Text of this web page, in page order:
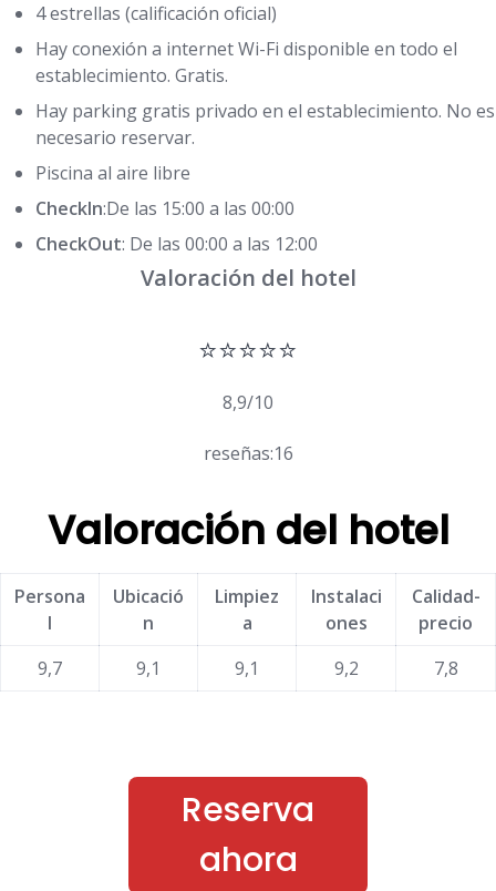
4 estrellas (calificación oficial)
Hay conexión a internet Wi-Fi disponible en todo el
establecimiento. Gratis.
Hay parking gratis privado en el establecimiento. No es
necesario reservar.
Piscina al aire libre
CheckIn:De las 15:00 a las 00:00
CheckOut: De las 00:00 a las 12:00
Valoración del hotel
⭐⭐⭐⭐⭐
8,9/10
reseñas:16
Valoración del hotel
Persona
l
Ubicació
n
Limpiez
a
Instalaci
ones
Calidad-
precio
9,7
9,1 9,1 9,2 7,8
Reserva
ahora